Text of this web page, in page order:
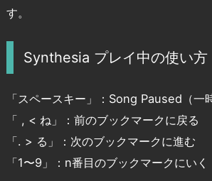
す。
Synthesia プレイ中の使い方
「スペースキー」：Song Paused（一
「 , < ね」：前のブックマークに戻る
「. > る」：次のブックマークに進む
「1〜9」：n番目のブックマークにいく